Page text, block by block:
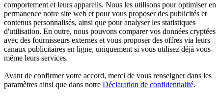
comportement et leurs appareils. Nous les utilisons pour optimiser en
permanence notre site web et pour vous proposer des publicités et
contenus personnalisés, ainsi que pour analyser les statistiques
d'utilisation. En outre, nous pouvons comparer vos données cryptées
avec des fournisseurs externes et vous proposer des offres via leurs
canaux publicitaires en ligne, uniquement si vous utilisez déjà vous-
même leurs services.
Avant de confirmer votre accord, merci de vous renseigner dans les
paramètres ainsi que dans notre Déclaration de confidentialité.